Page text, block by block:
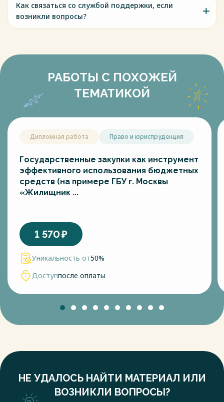
Как связаться со службой поддержки, если
возникли вопросы?
РАБОТЫ С ПОХОЖЕЙ
ТЕМАТИКОЙ
Дипломная работа Право и юриспруденция
Государственные закупки как инструмент
эффективного использования бюджетных
средств (на примере ГБУ г. Москвы
«Жилищник ...
1 570₽
Уникальность от50%
Доступпосле оплаты
НЕ УДАЛОСЬ НАЙТИ МАТЕРИАЛ ИЛИ
ВОЗНИКЛИ ВОПРОСЫ?